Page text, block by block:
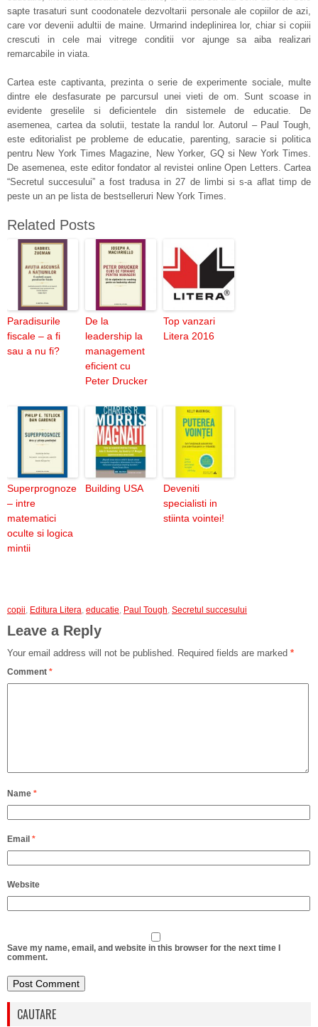
sapte trasaturi sunt coodonatele dezvoltarii personale ale copiilor de azi,
care vor devenii adultii de maine. Urmarind indeplinirea lor, chiar si copiii
crescuti in cele mai vitrege conditii vor ajunge sa aiba realizari
remarcabile in viata.
Cartea este captivanta, prezinta o serie de experimente sociale, multe
dintre ele desfasurate pe parcursul unei vieti de om. Sunt scoase in
evidente greselile si deficientele din sistemele de educatie. De
asemenea, cartea da solutii, testate la randul lor. Autorul – Paul Tough,
este editorialist pe probleme de educatie, parenting, saracie si politica
pentru New York Times Magazine, New Yorker, GQ si New York Times.
De asemenea, este editor fondator al revistei online Open Letters. Cartea
“Secretul succesului” a fost tradusa in 27 de limbi si s-a aflat timp de
peste un an pe lista de bestselleruri New York Times.
Related Posts
Paradisurile
fiscale – a fi
sau a nu fi?
De la
leadership la
management
eficient cu
Peter Drucker
Top vanzari
Litera 2016
Superprognoze
– intre
matematici
oculte si logica
mintii
Building USA
Deveniti
specialisti in
stiinta vointei!
copii, Editura Litera, educatie, Paul Tough, Secretul succesului
Leave a Reply
Your email address will not be published. Required fields are marked *
Comment *
Name *
Email *
Website
Save my name, email, and website in this browser for the next time I
comment.
CAUTARE